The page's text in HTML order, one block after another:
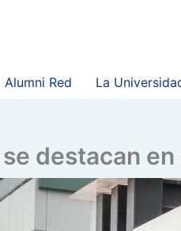
Alumni Red La
destacan